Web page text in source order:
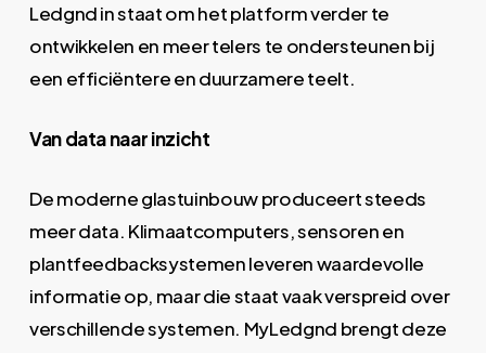
Ledgnd in staat om het platform verder te
ontwikkelen en meer telers te ondersteunen bij
een efficiëntere en duurzamere teelt.
Van data naar inzicht
De moderne glastuinbouw produceert steeds
meer data. Klimaatcomputers, sensoren en
plantfeedbacksystemen leveren waardevolle
informatie op, maar die staat vaak verspreid over
verschillende systemen. MyLedgnd brengt deze